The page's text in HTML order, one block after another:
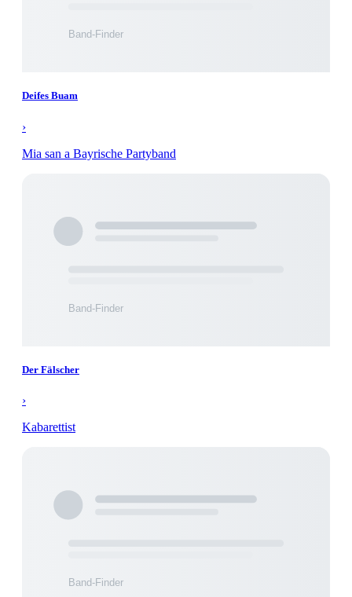
Deifes Buam
›
Mia san a Bayrische Partyband
Der Fälscher
›
Kabarettist